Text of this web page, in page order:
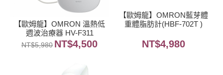
【歐姆龍】OMRON 溫熱低
週波治療器 HV-F311
NT$5,980 NT$4,500
【歐姆龍】OMRON藍芽體
重體脂肪計(HBF-702T )
NT$4,980